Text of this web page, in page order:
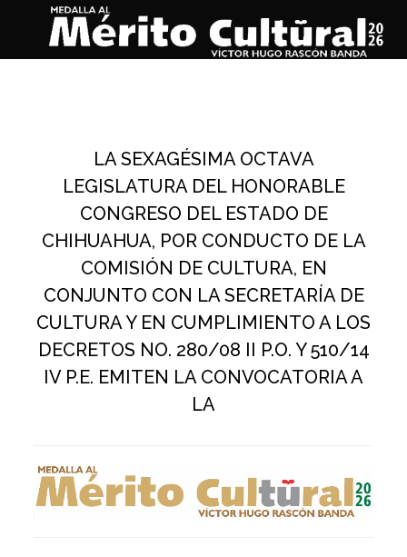
LA SEXAGÉSIMA OCTAVA
LEGISLATURA DEL HONORABLE
CONGRESO DEL ESTADO DE
CHIHUAHUA, POR CONDUCTO DE LA
COMISIÓN DE CULTURA, EN
CONJUNTO CON LA SECRETARÍA DE
CULTURA Y EN CUMPLIMIENTO A LOS
DECRETOS NO. 280/08 II P.O. Y 510/14
IV P.E. EMITEN LA CONVOCATORIA A
LA